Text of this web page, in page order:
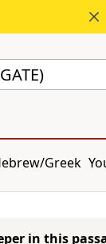
Greek
in this